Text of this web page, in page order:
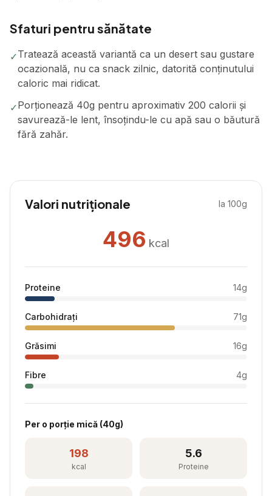
Sfaturi pentru sănătate
✓Tratează această variantă ca un desert sau gustare
ocazională, nu ca snack zilnic, datorită conținutului
caloric mai ridicat.
✓Porționează 40g pentru aproximativ 200 calorii și
savurează-le lent, însoțindu-le cu apă sau o băutură
fără zahăr.
Valori nutriționale la 100g
496 kcal
Proteine 14g
Carbohidrați 71g
Grăsimi 16g
Fibre 4g
Per o porție mică (40g)
198
kcal
5.6
Proteine